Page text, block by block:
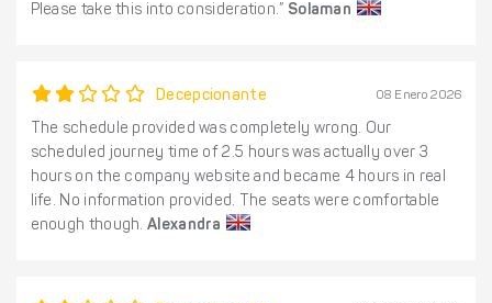
Please take this into consideration.” Solaman
Decepcionante 08 Enero 2026
The schedule provided was completely wrong. Our
scheduled journey time of 2.5 hours was actually over 3
hours on the company website and became 4 hours in real
life. No information provided. The seats were comfortable
enough though.Alexandra